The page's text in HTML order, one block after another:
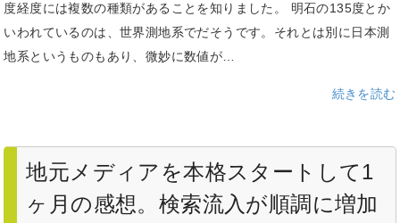
度経度には複数の種類があることを知りました。 明石の135度とか
いわれているのは、世界測地系でだそうです。それとは別に日本測
地系というものもあり、微妙に数値が…
続きを読む
地元メディアを本格スタートして1
ヶ月の感想。検索流入が順調に増加